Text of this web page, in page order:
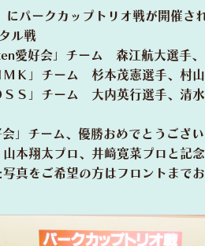
にパークカップトリオ戦が開催さ
ル戦
愛好会」チーム 森江航大選手
ＭＫ」チーム 杉本茂憲選手、村
ＳＳ」チーム 大内英行選手、清
会」チーム、優勝おめでとうござ
本翔太プロ、井﨑寛菜プロと記
真をご希望の方はフロントまでお